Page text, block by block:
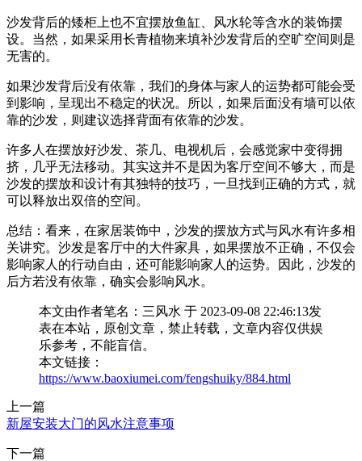
沙发背后的矮柜上也不宜摆放鱼缸、风水轮等含水的装饰摆
设。当然，如果采用长青植物来填补沙发背后的空旷空间则是
无害的。
如果沙发背后没有依靠，我们的身体与家人的运势都可能会受
到影响，呈现出不稳定的状况。所以，如果后面没有墙可以依
靠的沙发，则建议选择背面有依靠的沙发。
许多人在摆放好沙发、茶几、电视机后，会感觉家中变得拥
挤，几乎无法移动。其实这并不是因为客厅空间不够大，而是
沙发的摆放和设计有其独特的技巧，一旦找到正确的方式，就
可以释放出双倍的空间。
总结：看来，在家居装饰中，沙发的摆放方式与风水有许多相
关讲究。沙发是客厅中的大件家具，如果摆放不正确，不仅会
影响家人的行动自由，还可能影响家人的运势。因此，沙发的
后方若没有依靠，确实会影响风水。
本文由作者笔名：三风水 于 2023-09-08 22:46:13发
表在本站，原创文章，禁止转载，文章内容仅供娱
乐参考，不能盲信。
本文链接：
https://www.baoxiumei.com/fengshuiky/884.html
上一篇
新屋安装大门的风水注意事项
下一篇